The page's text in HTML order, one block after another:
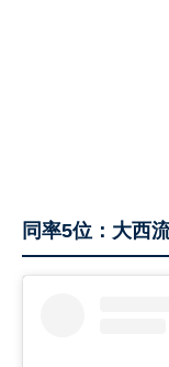
同率5位：大西